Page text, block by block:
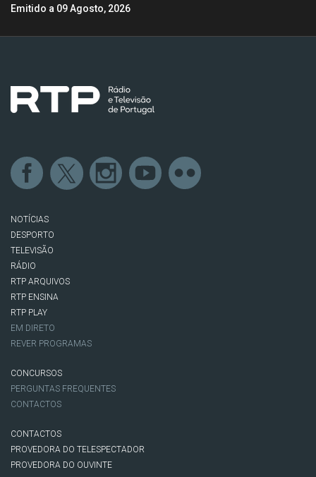
Emitido a 09 Agosto, 2026
NOTÍCIAS
DESPORTO
TELEVISÃO
RÁDIO
RTP ARQUIVOS
RTP ENSINA
RTP PLAY
EM DIRETO
REVER PROGRAMAS
CONCURSOS
PERGUNTAS FREQUENTES
CONTACTOS
CONTACTOS
PROVEDORA DO TELESPECTADOR
PROVEDORA DO OUVINTE